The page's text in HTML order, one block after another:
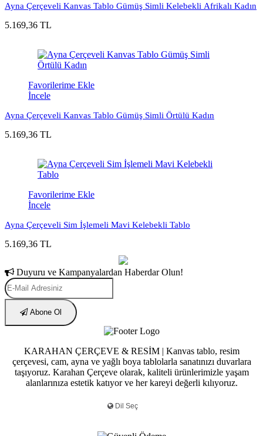
Ayna Çerçeveli Kanvas Tablo Gümüş Simli Kelebekli Afrikalı Kadın
5.169,36 TL
Favorilerime Ekle
İncele
Ayna Çerçeveli Kanvas Tablo Gümüş Simli Örtülü Kadın
5.169,36 TL
Favorilerime Ekle
İncele
Ayna Çerçeveli Sim İşlemeli Mavi Kelebekli Tablo
5.169,36 TL
Duyuru ve Kampanyalardan Haberdar Olun!
Abone Ol
KARAHAN ÇERÇEVE & RESİM | Kanvas tablo, resim
çerçevesi, cam, ayna ve yağlı boya tablolarla sanatınızı duvarlara
taşıyoruz. Karahan Çerçeve olarak, kaliteli ürünlerimizle yaşam
alanlarınıza estetik katıyor ve her kareyi değerli kılıyoruz.